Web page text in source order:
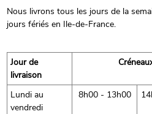
Nous livrons tous les jours de la
jours fériés en Ile-de-France.
Jour de
livraison
Lundi au
vendredi
8h00 - 13h00